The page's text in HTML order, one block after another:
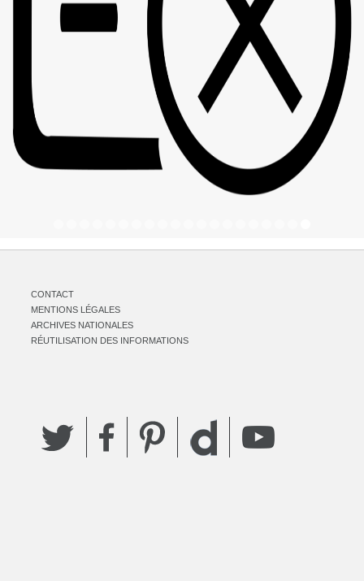
CONTACT
MENTIONS LÉGALES
ARCHIVES NATIONALES
RÉUTILISATION DES INFORMATIONS